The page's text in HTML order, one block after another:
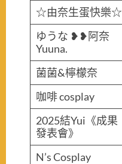
☆由奈生蛋快樂☆
ゆうな ❥❥阿奈
Yuuna.
菌菌&檸檬奈
咖啡 cosplay
2025結Yui《成果
發表會》
N’s Cosplay